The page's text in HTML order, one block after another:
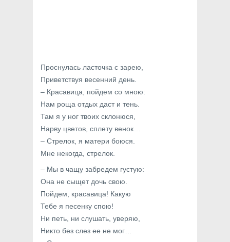
Проснулась ласточка с зарею,
Приветствуя весенний день.
– Красавица, пойдем со мною:
Нам роща отдых даст и тень.
Там я у ног твоих склонюся,
Нарву цветов, сплету венок…
– Стрелок, я матери боюся.
Мне некогда, стрелок.
– Мы в чащу забредем густую:
Она не сыщет дочь свою.
Пойдем, красавица! Какую
Тебе я песенку спою!
Ни петь, ни слушать, уверяю,
Никто без слез ее не мог…